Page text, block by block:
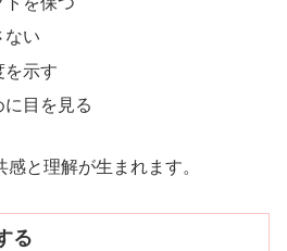
ない
を示す
目を見る
と理解が生まれます。
る